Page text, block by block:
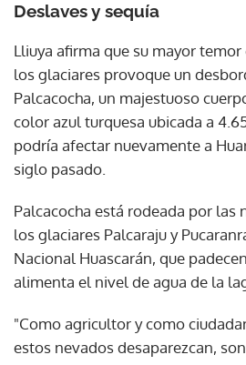
Deslaves y sequía
Lliuya afirma que su mayor
los glaciares provoque un
Palcacocha, un majestuoso
color azul turquesa ubicada a
podría afectar nuevamente a
siglo pasado.
Palcacocha está rodeada por las
los glaciares Palcaraju y
Nacional Huascarán, que
alimenta el nivel de agua de la
"Como agricultor y como
estos nevados desaparezcan,